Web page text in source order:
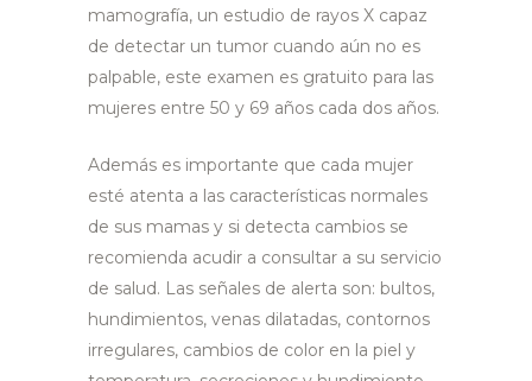
mamografía, un estudio de rayos X capaz
de detectar un tumor cuando aún no es
palpable, este examen es gratuito para las
mujeres entre 50 y 69 años cada dos años.
Además es importante que cada mujer
esté atenta a las características normales
de sus mamas y si detecta cambios se
recomienda acudir a consultar a su servicio
de salud. Las señales de alerta son: bultos,
hundimientos, venas dilatadas, contornos
irregulares, cambios de color en la piel y